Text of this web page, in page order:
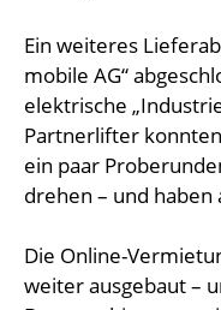
Ein weiteres
mobile AG“
elektrische
Partnerlifter
ein paar
drehen – und haben
Die Online-
weiter ausgebaut –